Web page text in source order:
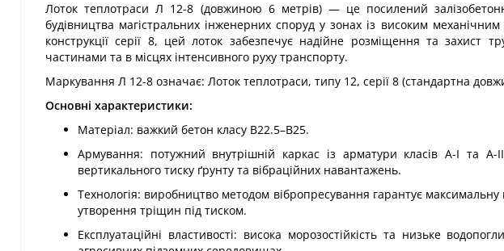
Лоток теплотраси Л 12-8 (довжиною 6 метрів) — це посилений
будівництва магістральних інженерних споруд у зонах із високим
конструкції серії 8, цей лоток забезпечує надійне розміщення та захист
частинами та в місцях інтенсивного руху транспорту.
Маркування Л 12-8 означає: Лоток теплотраси, типу 12, серії 8 (стандартна
Основні характеристики:
Матеріал: важкий бетон класу В22.5–В25.
Армування: потужний внутрішній каркас із арматури класів А-I та А-
вертикального тиску ґрунту та вібраційних навантажень.
Технологія: виробництво методом вібропресування гарантує максимальну
утворення тріщин під тиском.
Експлуатаційні властивості: висока морозостійкість та низьке